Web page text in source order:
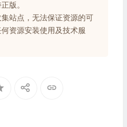
版。
站点，无法保证资源的可
资源安装使用及技术服